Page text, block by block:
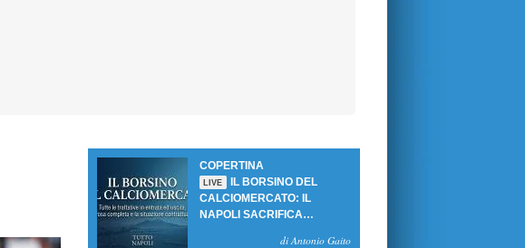
COPERTINA
LIVE
IL BORSINO DEL
CALCIOMERCATO: IL
NAPOLI SACRIFICA
di Antonio Gaito